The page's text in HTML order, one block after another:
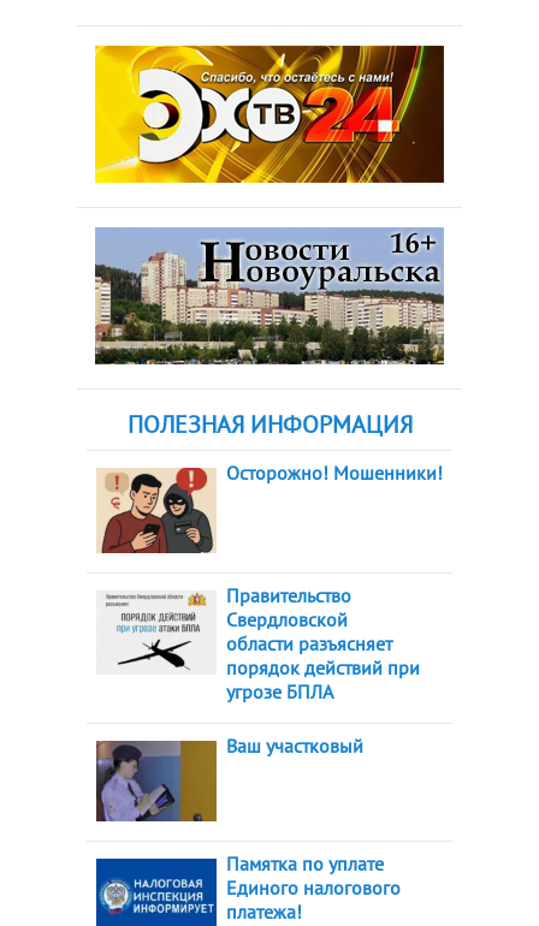
ПОЛЕЗНАЯ ИНФОРМАЦИЯ
Осторожно! Мошенники!
Правительство
Свердловской
области разъясняет
порядок действий при
угрозе БПЛА
Ваш участковый
Памятка по уплате
Единого налогового
платежа!